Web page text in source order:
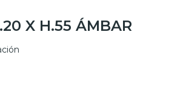
X H.55 ÁMBAR